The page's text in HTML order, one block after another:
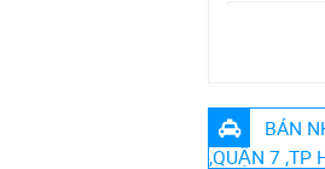
BÁN
,QUẬN 7 ,TP